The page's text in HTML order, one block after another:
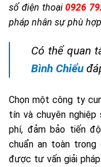
số điện thoại0926
pháp nhân sự phù
Có thể quan
Bình Chiểu
Chọn một công ty
tín và chuyên
phí, đảm bảo tiến
chuẩn an toàn trong
được tư vấn giải